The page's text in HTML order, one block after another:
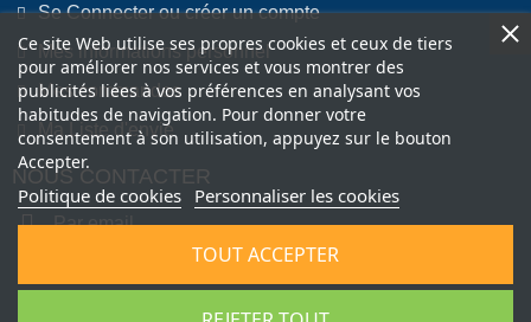
Se Connecter ou créer un compte
Mes informations personnel
Mes commandes
Ma Liste d'envie
NOUS CONTACTER
Par email
Ce site Web utilise ses propres cookies et ceux de tiers
pour améliorer nos services et vous montrer des
publicités liées à vos préférences en analysant vos
habitudes de navigation. Pour donner votre
consentement à son utilisation, appuyez sur le bouton
Accepter.
Politique de cookies Personnaliser les cookies
TOUT ACCEPTER